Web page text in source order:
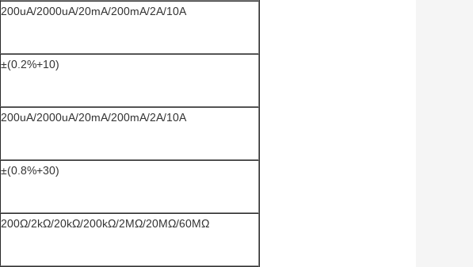
200uA/2000uA/20mA/200mA/2A/10A
±(0.2%+10)
200uA/2000uA/20mA/200mA/2A/10A
±(0.8%+30)
200Ω/2kΩ/20kΩ/200kΩ/2MΩ/20MΩ/60MΩ